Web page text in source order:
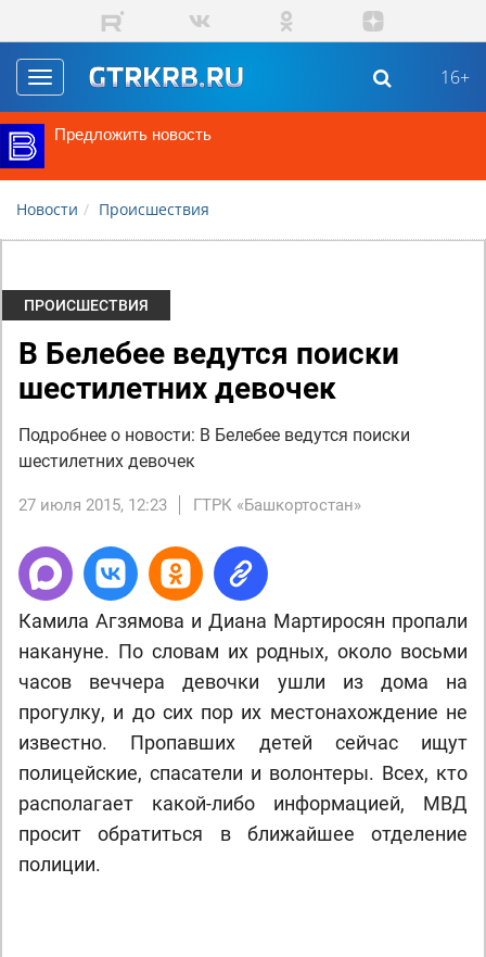
Перейти к основному содержанию
Toggle
navigation
16+
Предложить новость
Новости Происшествия
ПРОИСШЕСТВИЯ
В Белебее ведутся поиски
шестилетних девочек
Подробнее о новости: В Белебее ведутся поиски
шестилетних девочек
27 июля 2015, 12:23 ГТРК «Башкортостан»
Камила Агзямова и Диана Мартиросян пропали
накануне. По словам их родных, около восьми
часов веччера девочки ушли из дома на
прогулку, и до сих пор их местонахождение не
известно. Пропавших детей сейчас ищут
полицейские, спасатели и волонтеры. Всех, кто
располагает какой-либо информацией, МВД
просит обратиться в ближайшее отделение
полиции.